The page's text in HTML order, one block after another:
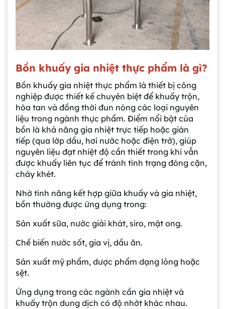
Bồn khuấy gia nhiệt thực phẩm là gì?
Bồn khuấy gia nhiệt thực phẩm là thiết bị công
nghiệp được thiết kế chuyên biệt để khuấy trộn,
hòa tan và đồng thời đun nóng các loại nguyên
liệu trong ngành thực phẩm. Điểm nổi bật của
bồn là khả năng gia nhiệt trực tiếp hoặc gián
tiếp (qua lớp dầu, hơi nước hoặc điện trở), giúp
nguyên liệu đạt nhiệt độ cần thiết trong khi vẫn
được khuấy liên tục để tránh tình trạng đóng cặn,
cháy khét.
Nhờ tính năng kết hợp giữa khuấy và gia nhiệt,
bồn thường được ứng dụng trong:
Sản xuất sữa, nước giải khát, siro, mật ong.
Chế biến nước sốt, gia vị, dầu ăn.
Sản xuất mỹ phẩm, dược phẩm dạng lỏng hoặc
sệt.
Ứng dụng trong các ngành cần gia nhiệt và
khuấy trộn dung dịch có độ nhớt khác nhau.